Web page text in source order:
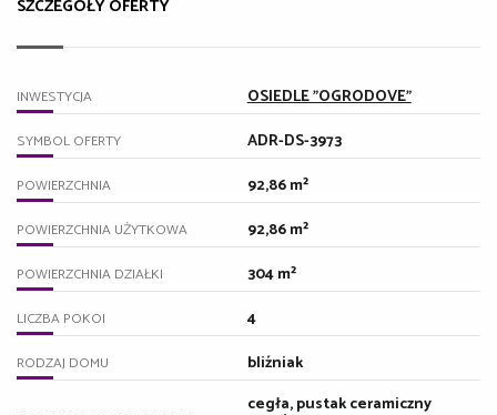
SZCZEGÓŁY OFERTY
INWESTYCJA OSIEDLE "OGRODOVE"
SYMBOL OFERTY ADR-DS-3973
POWIERZCHNIA 92,86 m²
POWIERZCHNIA UŻYTKOWA 92,86 m²
POWIERZCHNIA DZIAŁKI 304 m²
LICZBA POKOI 4
RODZAJ DOMU bliźniak
cegła, pustak ceramiczny